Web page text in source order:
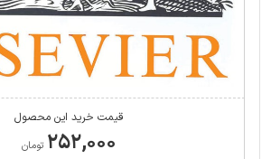
قیمت خرید این محصول
۲۵۲,۰۰۰ تومان